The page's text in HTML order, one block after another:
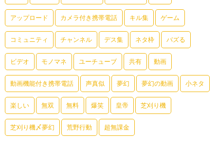
アップロード カメラ付き携帯電話 キル集 ゲーム
コミュニティ チャンネル デス集 ネタ枠 バズる
ビデオ モノマネ ユーチューブ 共有 動画
動画機能付き携帯電話 声真似 夢幻 夢幻の動画 小ネタ
楽しい 無双 無料 爆笑 皇帝 芝刈り機
芝刈り機〆夢幻 荒野行動 超無課金